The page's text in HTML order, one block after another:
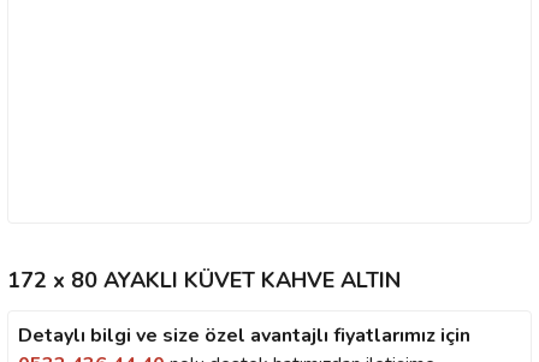
172 x 80 AYAKLI KÜVET KAHVE ALTIN
Detaylı bilgi ve size özel avantajlı fiyatlarımız için